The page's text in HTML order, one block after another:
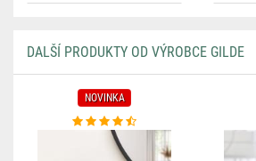
DALŠÍ PRODUKTY OD VÝROBCE GILDE
NOVINKA